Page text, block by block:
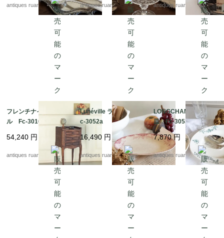
antiques ruan antiques ruan antiques ruan
フレンチナイトテーブ
ル Fc-3016A
54,240 円
antiques ruan
Lunéville ラヴィエ F
c-3052a
16,490 円
antiques ruan
LONGCHAMP スープ
皿 Fc-3053
7,870円
antiques ruan